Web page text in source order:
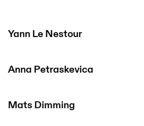
Yann Le Nestour
Anna Petraskevica
Mats Dimming